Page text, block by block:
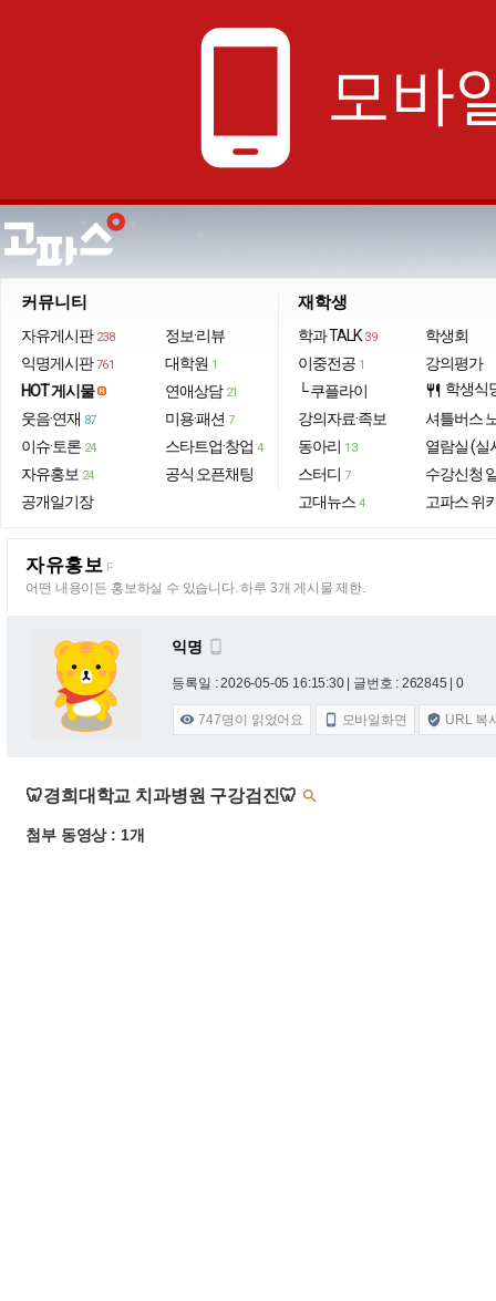
phone_android 모바
커뮤니티
자유게시판 238
익명게시판 761
HOT 게시물
웃음·연재 87
이슈·토론 24
자유홍보 24
공개일기장
정보·리뷰
대학원 1
연애상담 21
미용·패션 7
스타트업·창업 4
공식 오픈채팅
재학생
학과 TALK 39
이중전공 1
└ 쿠플라이
강의자료·족보
동아리 13
스터디 7
고대뉴스 4
학생회
강의평가
restaurant 학생식
셔틀버스
열람실 (실
수강신청
고파스 위
자유홍보 F
어떤 내용이든 홍보하실 수 있습니다. 하루 3개 게시물 제한.
익명 
등록일 : 2026-05-05 16:15:30 | 글번호 : 262845 | 0
 747명이 읽었어요  모바일화면  URL 복
🦷경희대학교 치과병원 구강검진🦷 
첨부 동영상 : 1개